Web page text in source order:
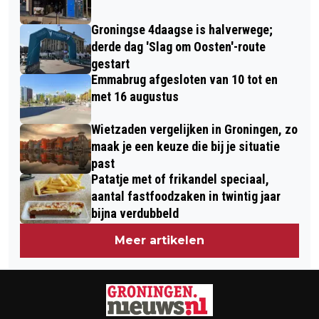
Groningse 4daagse is halverwege;
derde dag 'Slag om Oosten'-route
gestart
Emmabrug afgesloten van 10 tot en
met 16 augustus
Wietzaden vergelijken in Groningen, zo
maak je een keuze die bij je situatie
past
Patatje met of frikandel speciaal,
aantal fastfoodzaken in twintig jaar
bijna verdubbeld
Meer artikelen